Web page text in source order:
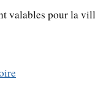
valables pour la